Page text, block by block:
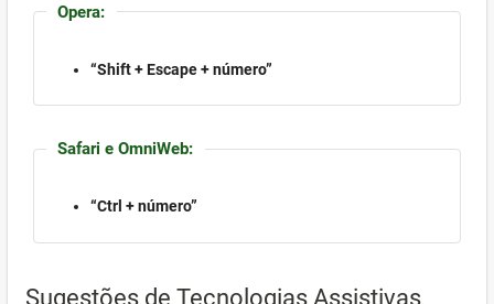
Opera:
“Shift + Escape + número”
Safari e OmniWeb:
“Ctrl + número”
Sugestões de Tecnologias Assistivas